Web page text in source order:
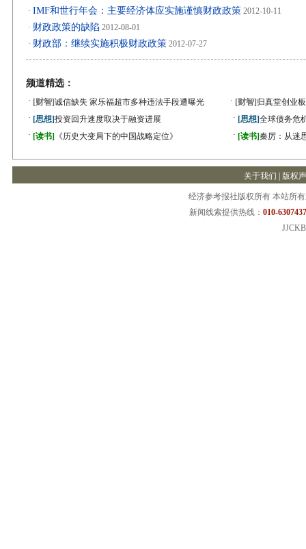
· IMF和世行年会：主要经济体应实施谨慎财政政策 2012-10-11
· 财政政策的缺陷 2012-08-01
· 财政部：继续实施积极财政政策 2012-07-27
频道精选：
· [财智]诚信缺失 家乐福超市多种违法手段遭曝光 · [财智] 归真堂创业
· [思想]投资回升速度取决于融资进展 · [思想]全球债务危
· [读书] 《历史大变局下的中国战略定位》 · [读书]秦厉：从迷
关于我们 版权
经济参考报社版权所有 本站所
新闻线索提供热线： 010-